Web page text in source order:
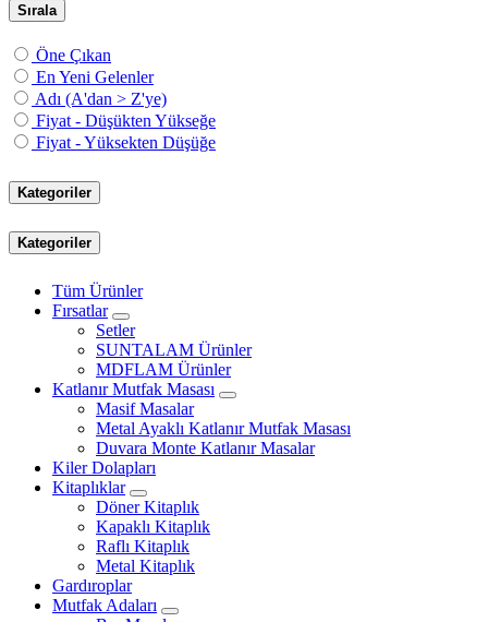
Sırala
Öne Çıkan
En Yeni Gelenler
Adı (A'dan > Z'ye)
Fiyat - Düşükten Yükseğe
Fiyat - Yüksekten Düşüğe
Kategoriler
Kategoriler
Tüm Ürünler
Fırsatlar
Setler
SUNTALAM Ürünler
MDFLAM Ürünler
Katlanır Mutfak Masası
Masif Masalar
Metal Ayaklı Katlanır Mutfak Masası
Duvara Monte Katlanır Masalar
Kiler Dolapları
Kitaplıklar
Döner Kitaplık
Kapaklı Kitaplık
Raflı Kitaplık
Metal Kitaplık
Gardıroplar
Mutfak Adaları